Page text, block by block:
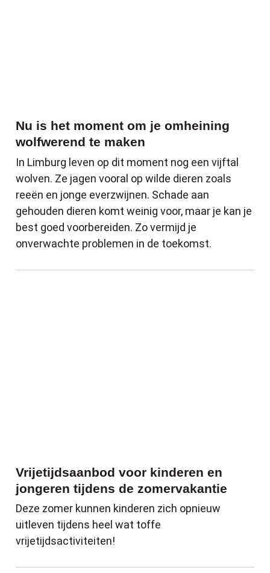
Nu is het moment om je omheining
wolfwerend te maken
In Limburg leven op dit moment nog een vijftal
wolven. Ze jagen vooral op wilde dieren zoals
reeën en jonge everzwijnen. Schade aan
gehouden dieren komt weinig voor, maar je kan je
best goed voorbereiden. Zo vermijd je
onverwachte problemen in de toekomst.
Vrijetijdsaanbod voor kinderen en
jongeren tijdens de zomervakantie
Deze zomer kunnen kinderen zich opnieuw
uitleven tijdens heel wat toffe
vrijetijdsactiviteiten!